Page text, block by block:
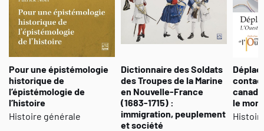
Pour une épistémologie
historique de
l’épistémologie de
l’histoire
Histoire générale
Dictionnaire des Soldats
des Troupes de la Marine
en Nouvelle-France
(1683-1715) :
immigration, peuplement
et société
le